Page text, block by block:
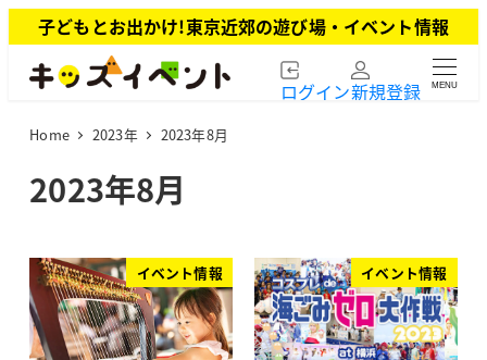
イ
子どもとお出かけ!東京近郊の遊び場・イベント情報
ログイン新規登録 MENU
Home 2023年 2023年8月
2023年8月
イベント情報 イベント情報